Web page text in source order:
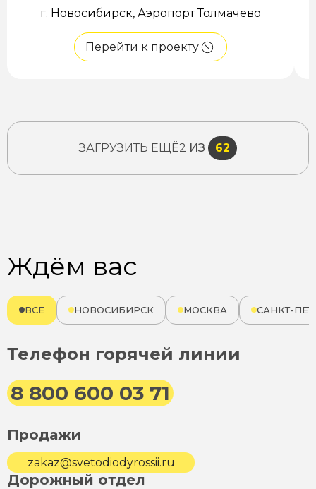
г. Новосибирск, Аэропорт Толмачево
Перейти к проекту
ЗАГРУЗИТЬ ЕЩЁ2 ИЗ 62
Ждём вас
ВСЕ НОВОСИБИРСК МОСКВА САНКТ-
Телефон горячей линии
8 800 600 03 71
Продажи
zakaz@svetodiodyrossii.ru
Дорожный отдел